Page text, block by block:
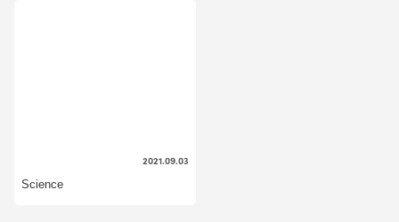
2021.09.03
Science